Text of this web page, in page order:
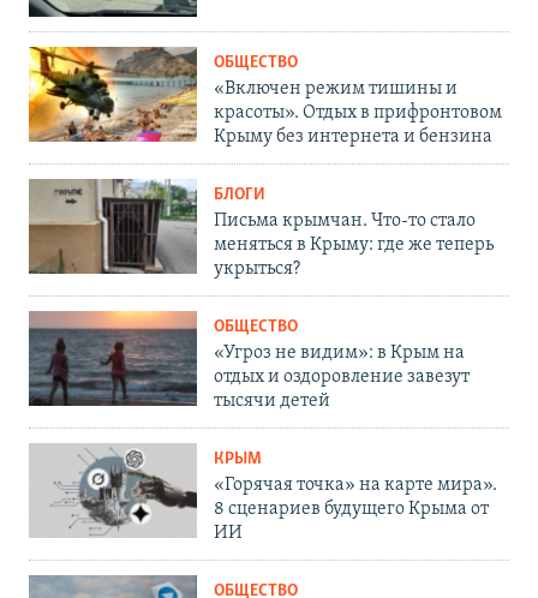
ОБЩЕСТВО
«Включен режим тишины и
красоты». Отдых в прифронтовом
Крыму без интернета и бензина
БЛОГИ
Письма крымчан. Что-то стало
меняться в Крыму: где же теперь
укрыться?
ОБЩЕСТВО
«Угроз не видим»: в Крым на
отдых и оздоровление завезут
тысячи детей
КРЫМ
«Горячая точка» на карте мира».
8 сценариев будущего Крыма от
ИИ
ОБЩЕСТВО